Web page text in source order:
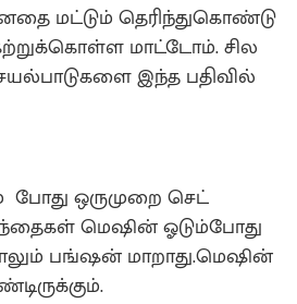
மட்டும் தெரிந்துகொண்டு
மாட்டோம். சில
இந்த பதிவில்
போது ஒருமுறை செட்
மெஷின் ஓடும்போது
பங்ஷன் மாறாது.மெஷின்